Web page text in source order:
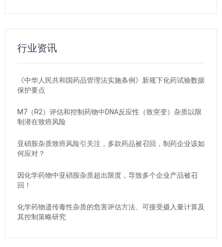
行业资讯
《中华人民共和国药品管理法实施条例》新规下化药试验数据
保护要点
M7（R2）评估和控制药物中DNA反应性（致突变）杂质以限
制潜在致癌风险
亚硝胺杂质致癌风险引关注，多款药品被召回，制药企业该如
何应对？
因化学药物中亚硝胺杂质超出限度，导致多个企业产品被召
回！
化学药物遗传毒性杂质的危害评估方法、可接受摄入量计算及
其控制策略研究